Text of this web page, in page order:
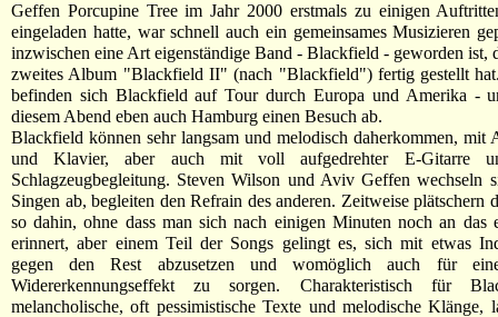
Geffen Porcupine Tree im Jahr 2000 erstmals zu einigen
eingeladen hatte, war schnell auch ein gemeinsames Musizieren
inzwischen eine Art eigenständige Band - Blackfield - geworden ist,
zweites Album "Blackfield II" (nach "Blackfield") fertig gestellt
befinden sich Blackfield auf Tour durch Europa und Amerika -
diesem Abend eben auch Hamburg einen Besuch ab.
Blackfield können sehr langsam und melodisch daherkommen, mit
und Klavier, aber auch mit voll aufgedrehter E-Gitarre
Schlagzeugbegleitung. Steven Wilson und Aviv Geffen wechseln
Singen ab, begleiten den Refrain des anderen. Zeitweise plätschern
so dahin, ohne dass man sich nach einigen Minuten noch an das
erinnert, aber einem Teil der Songs gelingt es, sich mit etwas
gegen den Rest abzusetzen und womöglich auch für
Widererkennungseffekt zu sorgen. Charakteristisch für
melancholische, oft pessimistische Texte und melodische Klänge,